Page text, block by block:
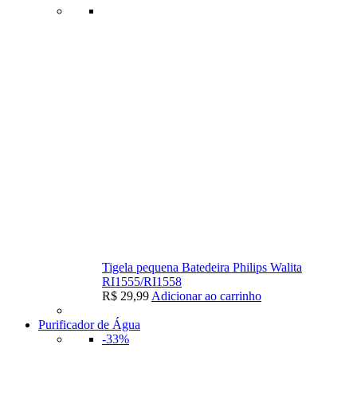
Tigela pequena Batedeira Philips Walita
RI1555/RI1558
R$ 29,99 Adicionar ao carrinho
Purificador de Água
-33%